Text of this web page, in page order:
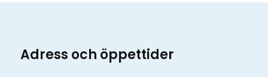
Adress och öppettider